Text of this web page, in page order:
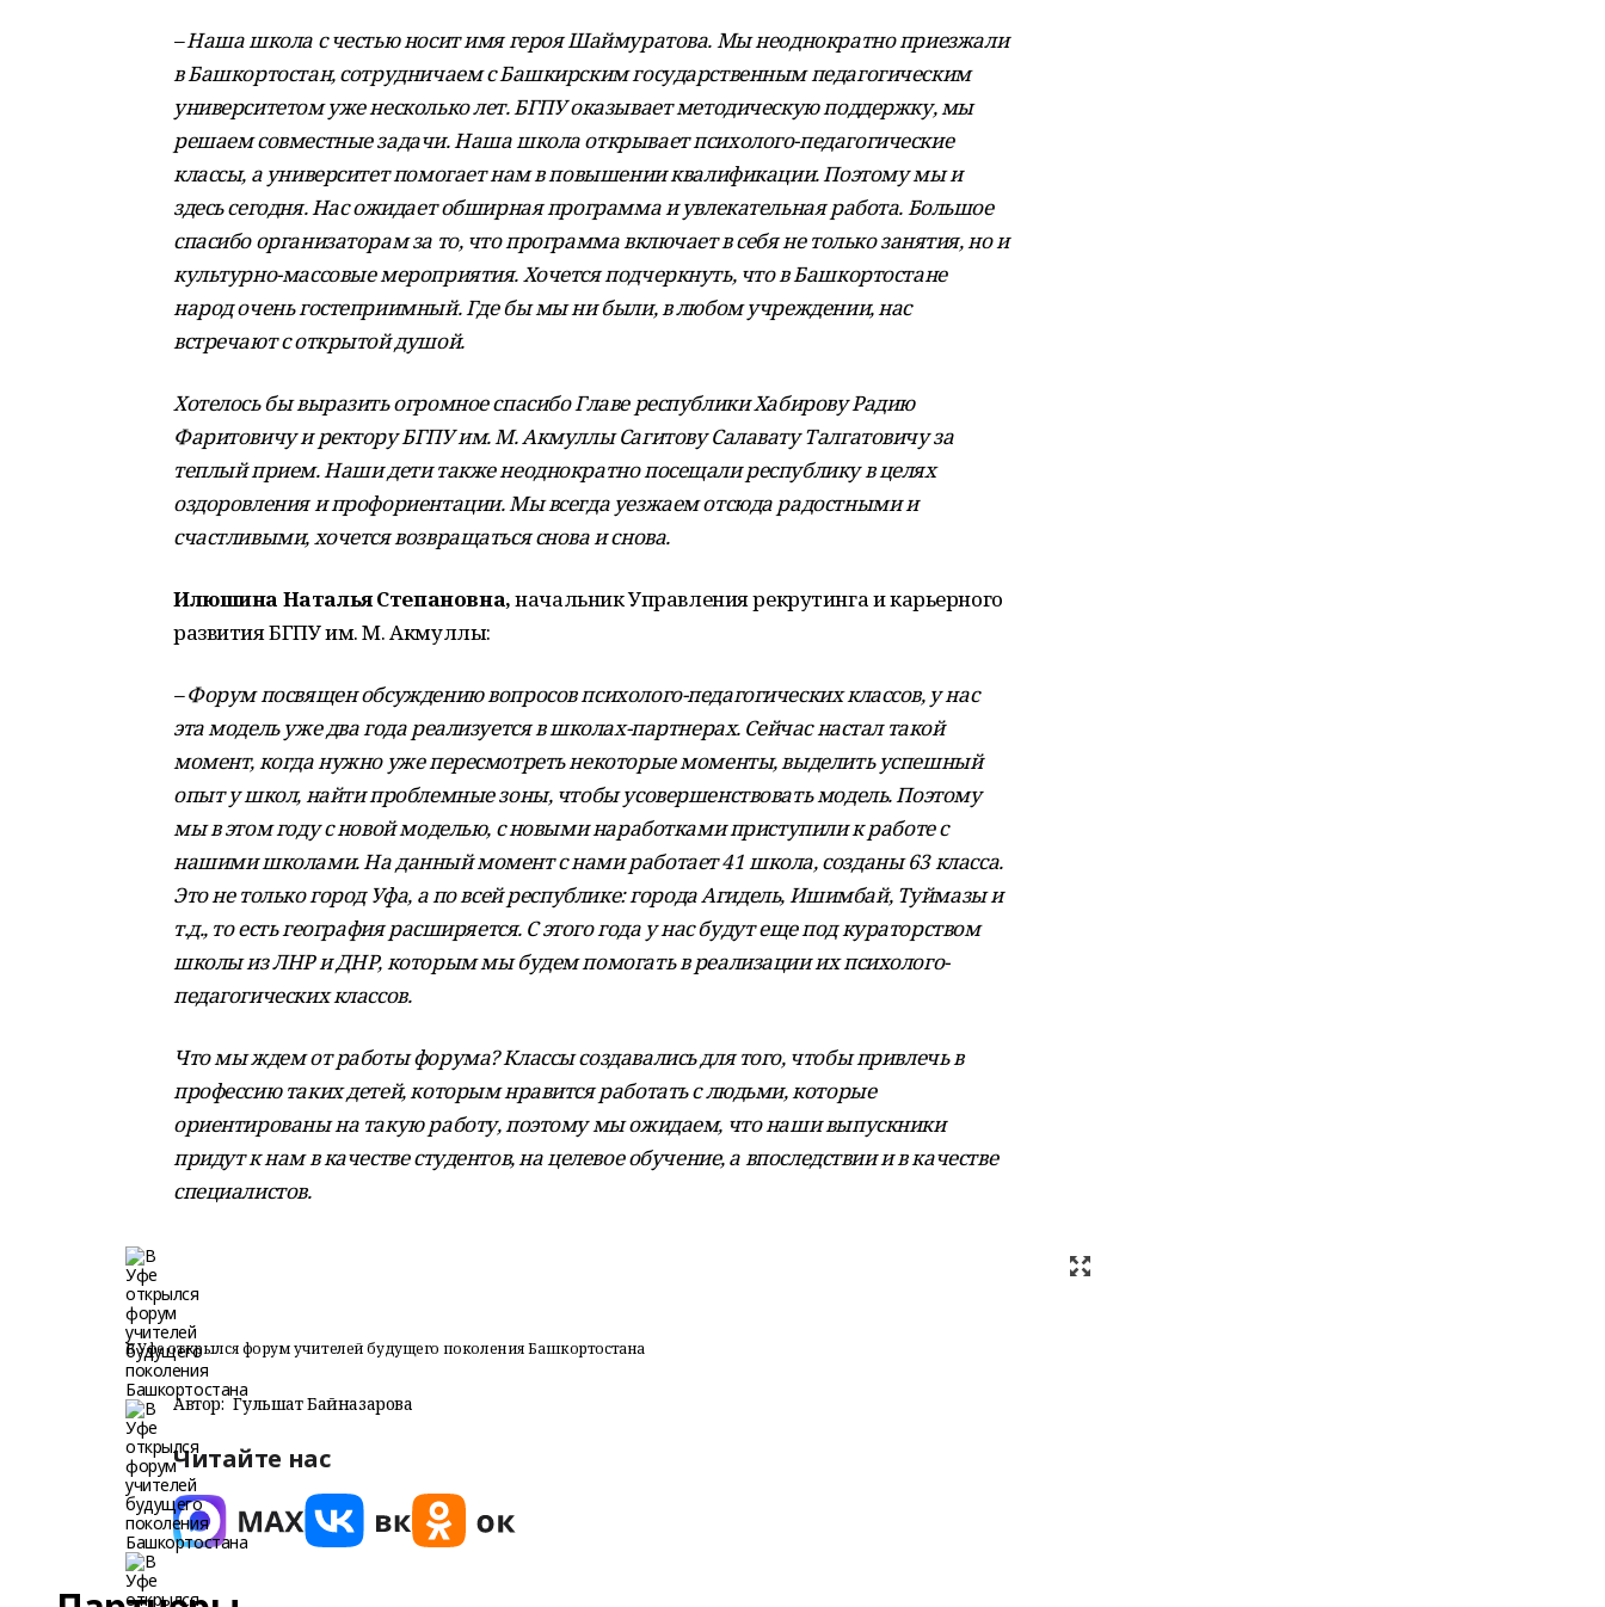
– Наша школа с честью носит имя героя Шаймуратова. Мы неоднократно приезжали
в Башкортостан, сотрудничаем с Башкирским государственным педагогическим
университетом уже несколько лет. БГПУ оказывает методическую поддержку, мы
решаем совместные задачи. Наша школа открывает психолого-педагогические
классы, а университет помогает нам в повышении квалификации. Поэтому мы и
здесь сегодня. Нас ожидает обширная программа и увлекательная работа. Большое
спасибо организаторам за то, что программа включает в себя не только занятия, но и
культурно-массовые мероприятия. Хочется подчеркнуть, что в Башкортостане
народ очень гостеприимный. Где бы мы ни были, в любом учреждении, нас
встречают с открытой душой.
Хотелось бы выразить огромное спасибо Главе республики Хабирову Радию
Фаритовичу и ректору БГПУ им. М. Акмуллы Сагитову Салавату Талгатовичу за
теплый прием. Наши дети также неоднократно посещали республику в целях
оздоровления и профориентации. Мы всегда уезжаем отсюда радостными и
счастливыми, хочется возвращаться снова и снова.
Илюшина Наталья Степановна,начальник Управления рекрутинга и карьерного
развития БГПУ им. М. Акмуллы:
–Форум посвящен обсуждению вопросов психолого-педагогических классов, у нас
эта модель уже два года реализуется в школах-партнерах. Сейчас настал такой
момент, когда нужно уже пересмотреть некоторые моменты, выделить успешный
опыт у школ, найти проблемные зоны, чтобы усовершенствовать модель. Поэтому
мы в этом году с новой моделью, с новыми наработками приступили к работе с
нашими школами. На данный момент с нами работает 41 школа, созданы 63 класса.
Это не только город Уфа, а по всей республике: города Агидель, Ишимбай, Туймазы и
т.д., то есть география расширяется. С этого года у нас будут еще под кураторством
школы из ЛНР и ДНР, которым мы будем помогать в реализации их психолого-
педагогических классов.
Что мы ждем от работы форума? Классы создавались для того, чтобы привлечь в
профессию таких детей, которым нравится работать с людьми, которые
ориентированы на такую работу, поэтому мы ожидаем, что наши выпускники
придут к нам в качестве студентов, на целевое обучение, а впоследствии и в качестве
специалистов.
В Уфе открылся форум учителей будущего поколения Башкортостана
Автор: Гульшат Байназарова
Читайте нас